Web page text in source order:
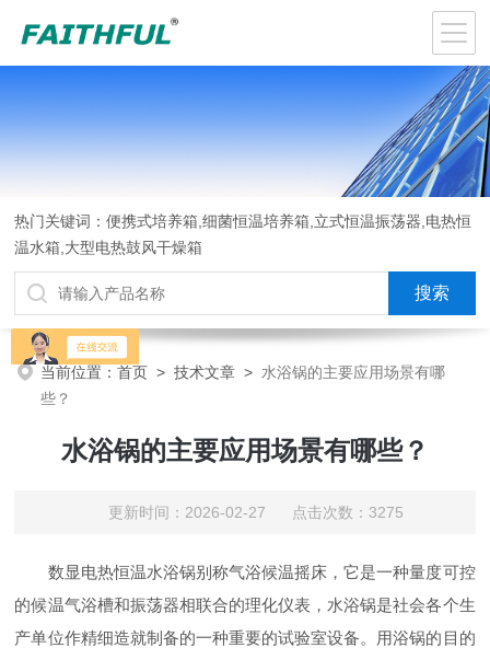
热门关键词：便携式培养箱,细菌恒温培养箱,立式恒温振荡器,电热恒
温水箱,大型电热鼓风干燥箱
当前位置：首页 >技术文章 > 水浴锅的主要应用场景有哪
些？
水浴锅的主要应用场景有哪些？
更新时间：2026-02-27 点击次数：3275
数显电热恒温水浴锅别称气浴候温摇床，它是一种量度可控
的候温气浴槽和振荡器相联合的理化仪表，水浴锅是社会各个生
产单位作精细造就制备的一种重要的试验室设备。用浴锅的目的